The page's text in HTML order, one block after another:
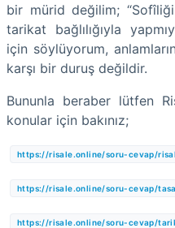
bir mürid değilim;
tarikat bağlılığıyla
için söylüyorum,
karşı bir duruş değildir.
Bununla beraber lütfen
konular için bakınız;
https://risale.online/soru-cevap/
https://risale.online/soru-cevap/
https://risale.online/soru-cevap/